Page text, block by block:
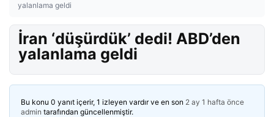
yalanlama geldi
İran ‘düşürdük’ dedi! ABD’den
yalanlama geldi
Bu konu 0 yanıt içerir, 1 izleyen vardır ve en son 2 ay 1 hafta önce
admin tarafından güncellenmiştir.